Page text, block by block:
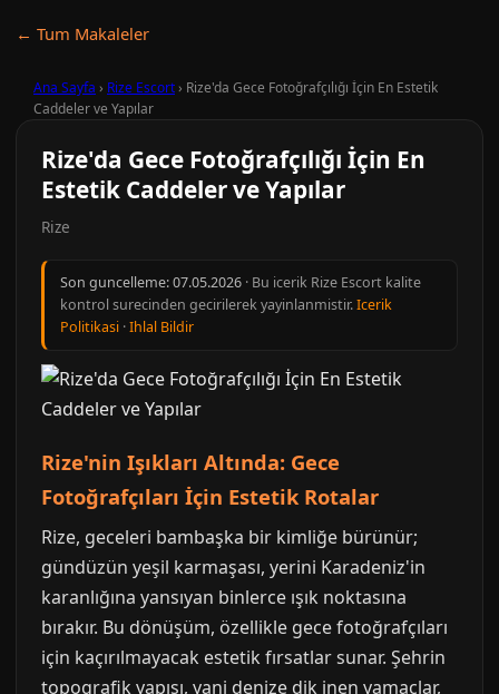
← Tum Makaleler
Ana Sayfa › Rize Escort› Rize'da Gece Fotoğrafçılığı İçin En Estetik
Caddeler ve Yapılar
Rize'da Gece Fotoğrafçılığı İçin En
Estetik Caddeler ve Yapılar
Rize
Son guncelleme:07.05.2026 · Bu icerik Rize Escort kalite
kontrol surecinden gecirilerek yayinlanmistir.Icerik
Politikasi ·Ihlal Bildir
Rize'nin Işıkları Altında: Gece
Fotoğrafçıları İçin Estetik Rotalar
Rize, geceleri bambaşka bir kimliğe bürünür;
gündüzün yeşil karmaşası, yerini Karadeniz'in
karanlığına yansıyan binlerce ışık noktasına
bırakır. Bu dönüşüm, özellikle gece fotoğrafçıları
için kaçırılmayacak estetik fırsatlar sunar. Şehrin
topografik yapısı, yani denize dik inen yamaçlar,